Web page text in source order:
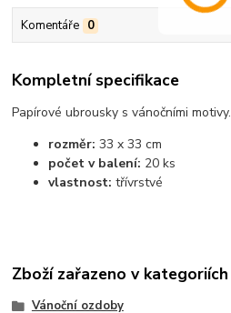
Komentáře 0
Kompletní specifikace
Papírové ubrousky s vánočními motivy.
rozměr: 33 x 33 cm
počet v balení: 20 ks
vlastnost:třívrstvé
Zboží zařazeno v kategoriích
Vánoční ozdoby